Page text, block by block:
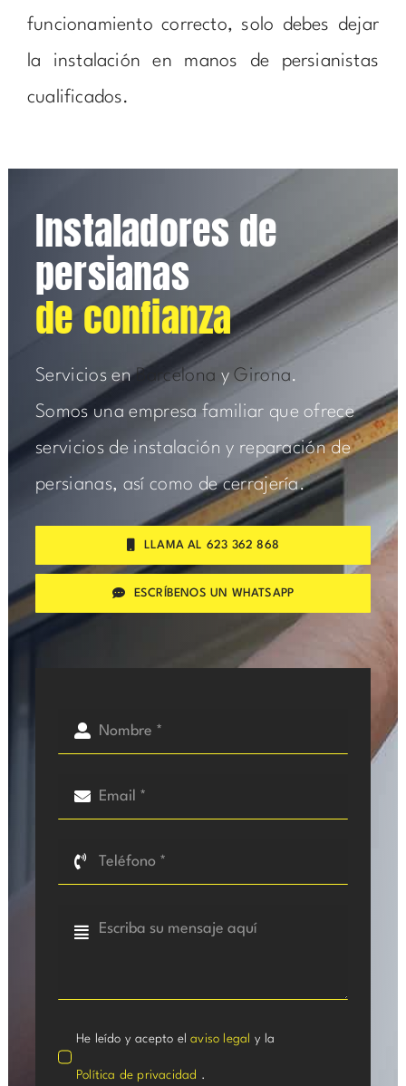
funcionamiento correcto, solo debes dejar
la instalación en manos de persianistas
cualificados.
Instaladores de
persianas
de confianza
Servicios enBarcelona yGirona.
Somos una empresa familiar que ofrece
servicios de instalación y reparación de
persianas, así como de cerrajería.
LLAMA AL 623 362 868
ESCRÍBENOS UN WHATSAPP
He leído y acepto elaviso legal y la
Política de privacidad .